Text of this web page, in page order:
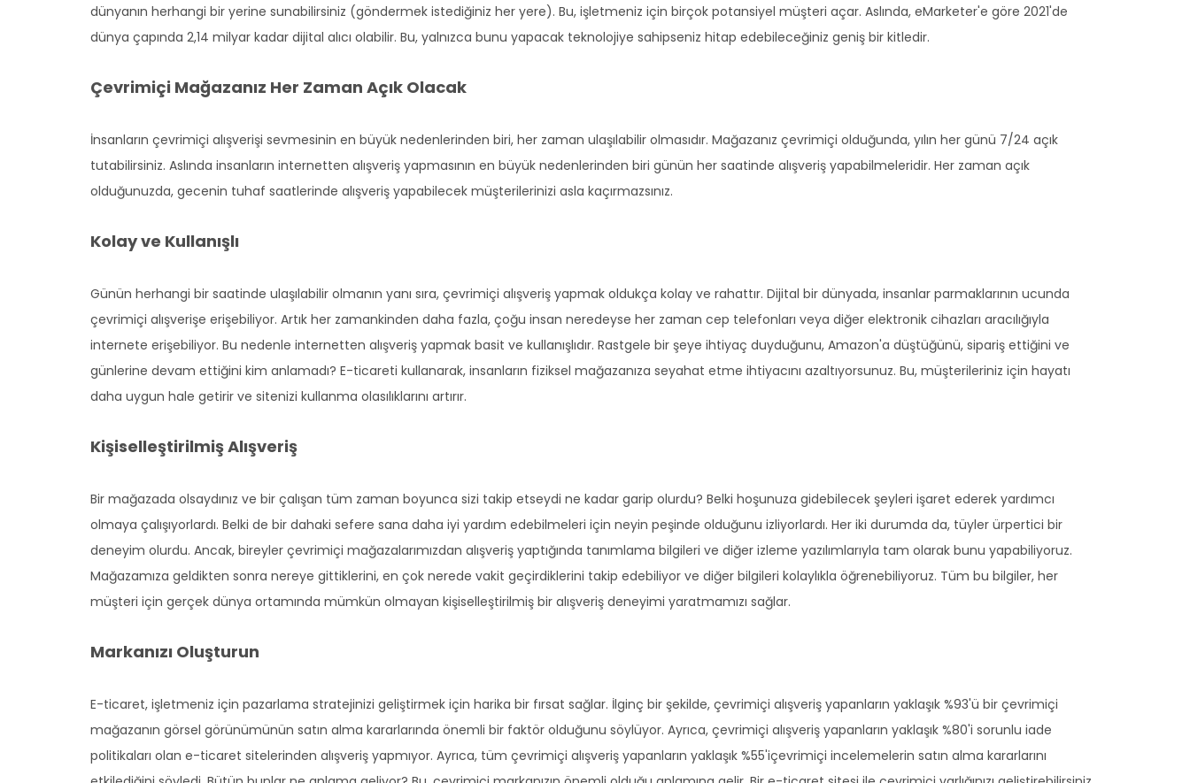
dünyanın herhangi bir yerine sunabilirsiniz (göndermek istediğiniz her yere). Bu, işletmeniz için birçok potansiyel müşteri açar. Aslında, eMarketer'e göre 2021'de
dünya çapında 2,14 milyar kadar dijital alıcı olabilir. Bu, yalnızca bunu yapacak teknolojiye sahipseniz hitap edebileceğiniz geniş bir kitledir.
Çevrimiçi Mağazanız Her Zaman Açık Olacak
İnsanların çevrimiçi alışverişi sevmesinin en büyük nedenlerinden biri, her zaman ulaşılabilir olmasıdır. Mağazanız çevrimiçi olduğunda, yılın her günü 7/24 açık
tutabilirsiniz. Aslında insanların internetten alışveriş yapmasının en büyük nedenlerinden biri günün her saatinde alışveriş yapabilmeleridir. Her zaman açık
olduğunuzda, gecenin tuhaf saatlerinde alışveriş yapabilecek müşterilerinizi asla kaçırmazsınız.
Kolay ve Kullanışlı
Günün herhangi bir saatinde ulaşılabilir olmanın yanı sıra, çevrimiçi alışveriş yapmak oldukça kolay ve rahattır. Dijital bir dünyada, insanlar parmaklarının ucunda
çevrimiçi alışverişe erişebiliyor. Artık her zamankinden daha fazla, çoğu insan neredeyse her zaman cep telefonları veya diğer elektronik cihazları aracılığıyla
internete erişebiliyor. Bu nedenle internetten alışveriş yapmak basit ve kullanışlıdır. Rastgele bir şeye ihtiyaç duyduğunu, Amazon'a düştüğünü, sipariş ettiğini ve
günlerine devam ettiğini kim anlamadı? E-ticareti kullanarak, insanların fiziksel mağazanıza seyahat etme ihtiyacını azaltıyorsunuz. Bu, müşterileriniz için hayatı
daha uygun hale getirir ve sitenizi kullanma olasılıklarını artırır.
Kişiselleştirilmiş Alışveriş
Bir mağazada olsaydınız ve bir çalışan tüm zaman boyunca sizi takip etseydi ne kadar garip olurdu? Belki hoşunuza gidebilecek şeyleri işaret ederek yardımcı
olmaya çalışıyorlardı. Belki de bir dahaki sefere sana daha iyi yardım edebilmeleri için neyin peşinde olduğunu izliyorlardı. Her iki durumda da, tüyler ürpertici bir
deneyim olurdu. Ancak, bireyler çevrimiçi mağazalarımızdan alışveriş yaptığında tanımlama bilgileri ve diğer izleme yazılımlarıyla tam olarak bunu yapabiliyoruz.
Mağazamıza geldikten sonra nereye gittiklerini, en çok nerede vakit geçirdiklerini takip edebiliyor ve diğer bilgileri kolaylıkla öğrenebiliyoruz. Tüm bu bilgiler, her
müşteri için gerçek dünya ortamında mümkün olmayan kişiselleştirilmiş bir alışveriş deneyimi yaratmamızı sağlar.
Markanızı Oluşturun
E-ticaret, işletmeniz için pazarlama stratejinizi geliştirmek için harika bir fırsat sağlar. İlginç bir şekilde, çevrimiçi alışveriş yapanların yaklaşık %93'ü bir çevrimiçi
mağazanın görsel görünümünün satın alma kararlarında önemli bir faktör olduğunu söylüyor. Ayrıca, çevrimiçi alışveriş yapanların yaklaşık %80'i sorunlu iade
politikaları olan e-ticaret sitelerinden alışveriş yapmıyor. Ayrıca, tüm çevrimiçi alışveriş yapanların yaklaşık %55'içevrimiçi incelemelerin satın alma kararlarını